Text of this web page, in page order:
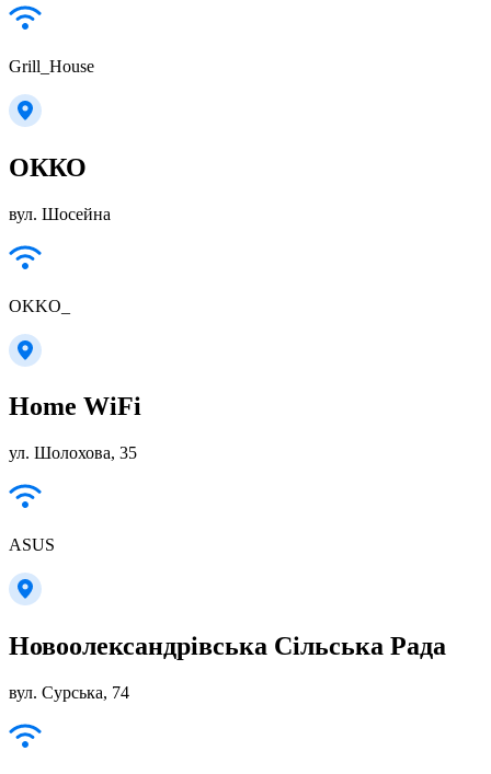
Grill_House
ОККО
вул. Шосейна
OKKO_
Home WiFi
ул. Шолохова, 35
ASUS
Новоолександрівська Сільська Рада
вул. Сурська, 74